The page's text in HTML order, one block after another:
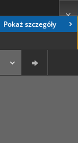
Pokaż szczegóły